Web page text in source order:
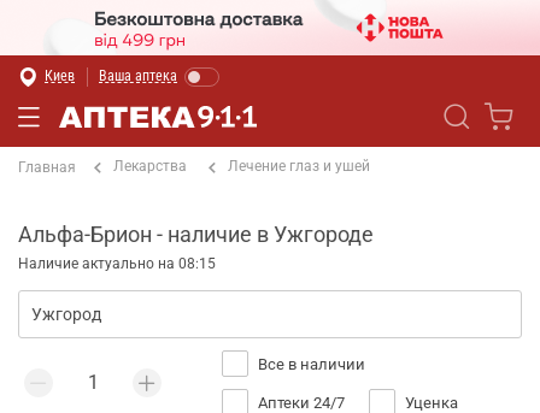
Киев Ваша аптека
Главная Лекарства Лечение глаз и ушей
Альфа-Брион - наличие в Ужгороде
Наличие актуально на 08:15
Все в наличии
Аптеки 24/7 Уценка